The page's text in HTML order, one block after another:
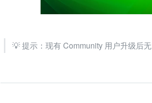
💡 提示：现有 Community 用户升级后